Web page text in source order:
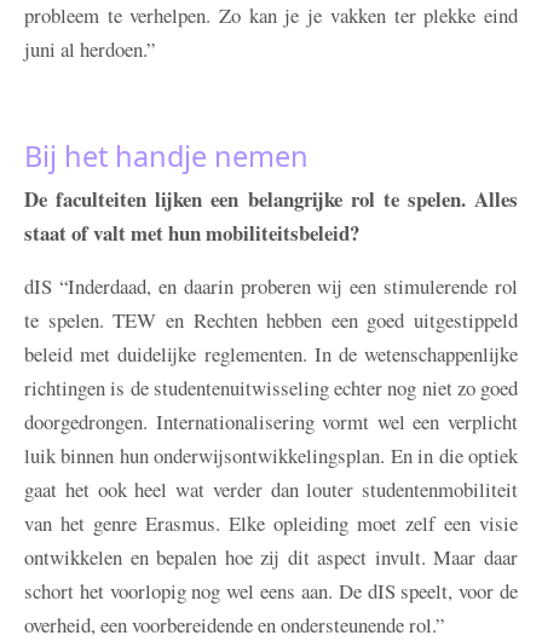
probleem te verhelpen. Zo kan je je vakken ter plekke eind
juni al herdoen.”
Bij het handje nemen
De faculteiten lijken een belangrijke rol te spelen. Alles
staat of valt met hun mobiliteitsbeleid?
dIS “Inderdaad, en daarin proberen wij een stimulerende rol
te spelen. TEW en Rechten hebben een goed uitgestippeld
beleid met duidelijke reglementen. In de wetenschappenlijke
richtingen is de studentenuitwisseling echter nog niet zo goed
doorgedrongen. Internationalisering vormt wel een verplicht
luik binnen hun onderwijsontwikkelingsplan. En in die optiek
gaat het ook heel wat verder dan louter studentenmobiliteit
van het genre Erasmus. Elke opleiding moet zelf een visie
ontwikkelen en bepalen hoe zij dit aspect invult. Maar daar
schort het voorlopig nog wel eens aan. De dIS speelt, voor de
overheid, een voorbereidende en ondersteunende rol.”